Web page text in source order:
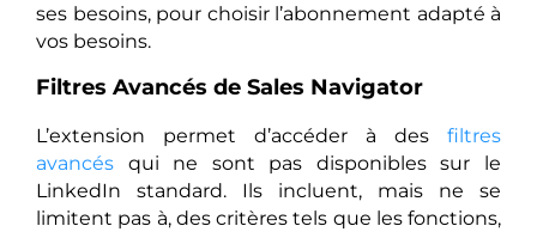
ses besoins, pour choisir l’abonnement adapté à
vos besoins.
Filtres Avancés de Sales Navigator
L’extension permet d’accéder à des filtres
avancés qui ne sont pas disponibles sur le
LinkedIn standard. Ils incluent, mais ne se
limitent pas à, des critères tels que les fonctions,